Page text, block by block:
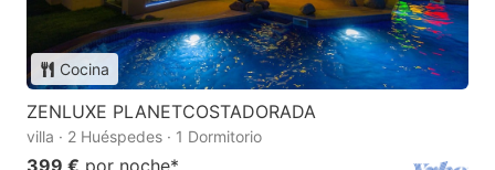
Cocina
ZENLUXE PLANETCOSTADORADA
villa · 2 Huéspedes · 1 Dormitorio